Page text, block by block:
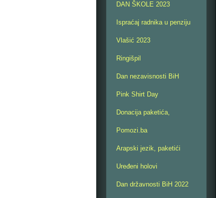
DAN ŠKOLE 2023
Ispraćaj radnika u penziju
Vlašić 2023
Ringišpil
Dan nezavisnosti BiH
Pink Shirt Day
Donacija paketića,
Pomozi.ba
Arapski jezik, paketići
Uređeni holovi
Dan državnosti BiH 2022